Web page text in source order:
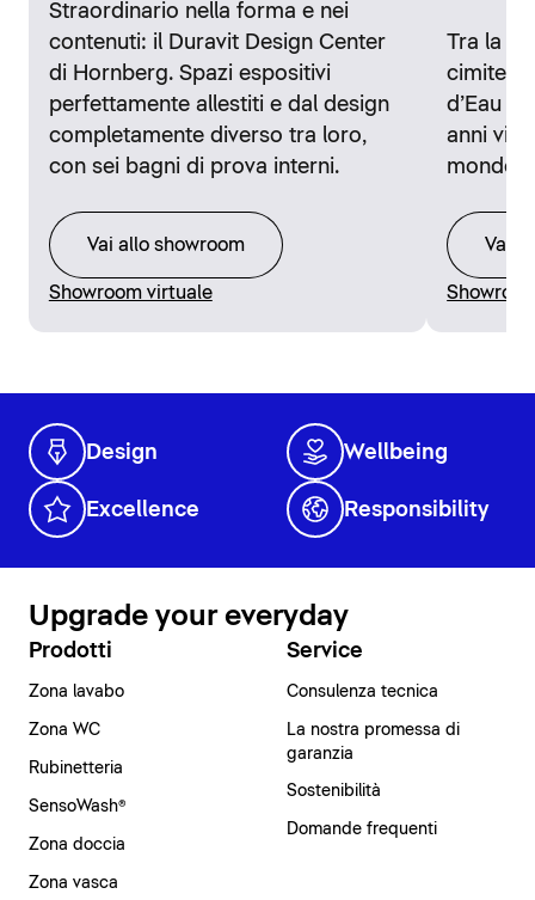
Straordinario nella forma e nei
contenuti: il Duravit Design Center
di Hornberg. Spazi espositivi
perfettamente allestiti e dal design
completamente diverso tra loro,
con sei bagni di prova interni.
Vai allo showroom
Showroom virtuale
Tra la
cimitero
d’Eau
anni
mondo.
Vai
Design Wellbeing
Excellence Responsibility
Upgrade your everyday
Prodotti
Zona lavabo
Zona WC
Rubinetteria
SensoWash®
Zona doccia
Zona vasca
Service
Consulenza tecnica
La nostra promessa di
garanzia
Sostenibilità
Domande frequenti